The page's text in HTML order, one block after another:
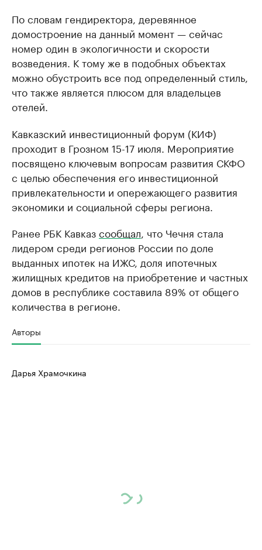
По словам гендиректора, деревянное
домостроение на данный момент — сейчас
номер один в экологичности и скорости
возведения. К тому же в подобных объектах
можно обустроить все под определенный стиль,
что также является плюсом для владельцев
отелей.
Кавказский инвестиционный форум (КИФ)
проходит в Грозном 15-17 июля. Мероприятие
посвящено ключевым вопросам развития СКФО
с целью обеспечения его инвестиционной
привлекательности и опережающего развития
экономики и социальной сферы региона.
Ранее РБК Кавказсообщал , что Чечня стала
лидером среди регионов России по доле
выданных ипотек на ИЖС, доля ипотечных
жилищных кредитов на приобретение и частных
домов в республике составила 89% от общего
количества в регионе.
Авторы
Дарья Храмочкина